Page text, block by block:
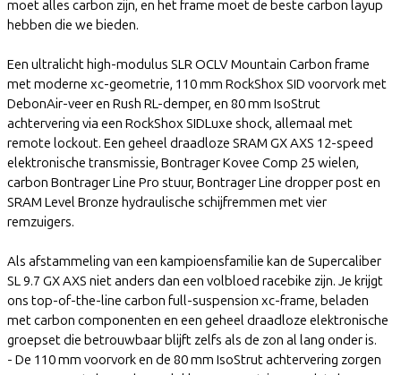
moet alles carbon zijn, en het frame moet de beste carbon layup
hebben die we bieden.
Een ultralicht high-modulus SLR OCLV Mountain Carbon frame
met moderne xc-geometrie, 110 mm RockShox SID voorvork met
DebonAir-veer en Rush RL-demper, en 80 mm IsoStrut
achtervering via een RockShox SIDLuxe shock, allemaal met
remote lockout. Een geheel draadloze SRAM GX AXS 12-speed
elektronische transmissie, Bontrager Kovee Comp 25 wielen,
carbon Bontrager Line Pro stuur, Bontrager Line dropper post en
SRAM Level Bronze hydraulische schijfremmen met vier
remzuigers.
Als afstammeling van een kampioensfamilie kan de Supercaliber
SL 9.7 GX AXS niet anders dan een volbloed racebike zijn. Je krijgt
ons top-of-the-line carbon full-suspension xc-frame, beladen
met carbon componenten en een geheel draadloze elektronische
groepset die betrouwbaar blijft zelfs als de zon al lang onder is.
- De 110 mm voorvork en de 80 mm IsoStrut achtervering zorgen